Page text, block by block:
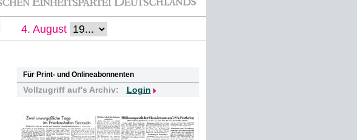
4. August
Für Print- und Onlineabonnenten
Vollzugriff auf's Archiv: Login